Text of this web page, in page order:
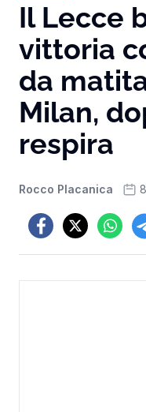
Il Lecce
vittoria
da
Milan,
respira
Rocco Placanica